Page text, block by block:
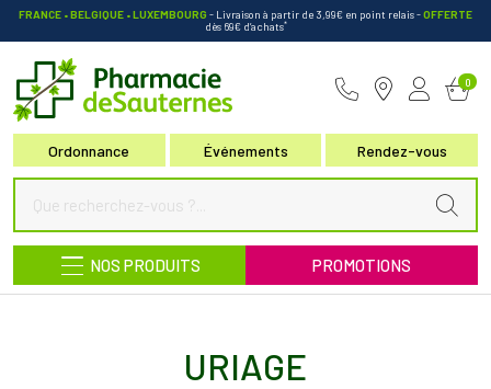
FRANCE • BELGIQUE • LUXEMBOURG - Livraison à partir de 3,99€ en point relais-OFFERTE
dès 69€ d’achats*
Ordonnance Événements Rendez-vous
0
NOS PRODUITS PROMOTIONS
URIAGE